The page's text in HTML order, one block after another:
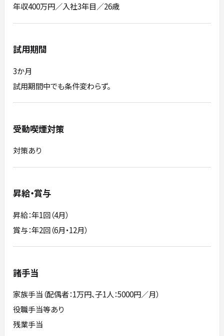
年収400万円／入社3年目／26歳
試用期間
3か月
試用期間中でも条件変わらず。
受動喫煙対策
対策あり
昇給・賞与
昇給：年1回（4月）
賞与：年2回（6月・12月）
諸手当
家族手当（配偶者：1万円、子1人：5000円／月）
役職手当等あり
残業手当